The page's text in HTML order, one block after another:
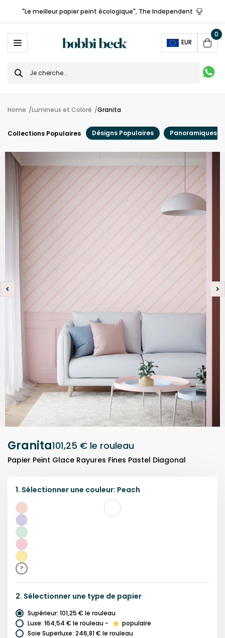
"Le meilleur papier peint écologique", The Independent
EUR
Cart
0
Search
for
Home Lumineux et Coloré Granita
Collections Populaires Désigns Populaires Panoramiques
Granita101,25 € le rouleau
Papier Peint Glace Rayures Fines Pastel Diagonal
1. Sélectionner une couleur: Peach
Pêche
Lilas
Vert
Menthe
Rose
Jaune
?
2. Sélectionner une type de papier
Supérieur: 101,25 € le rouleau
Luxe: 164,54 € le rouleau -
populaire
Soie Superluxe: 246,81 € le rouleau